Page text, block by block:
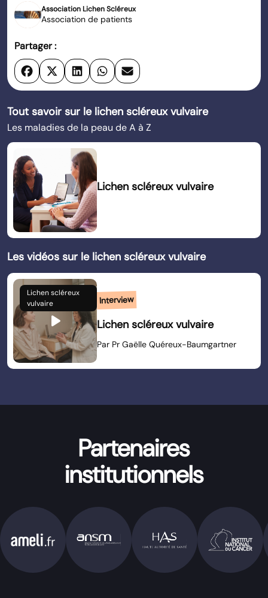
Association Lichen Scléreux
Association de patients
Partager :
Tout savoir sur le lichen scléreux vulvaire
Les maladies de la peau de A à Z
Lichen scléreux vulvaire
Les vidéos sur le lichen scléreux vulvaire
Lichen scléreux
vulvaireplay_arrow
Interview
Lichen scléreux vulvaire
Par Pr Gaëlle Quéreux-Baumgartner
Partenaires
institutionnels